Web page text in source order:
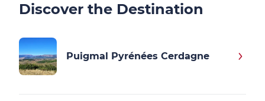
Discover the Destination
Puigmal Pyrénées Cerdagne